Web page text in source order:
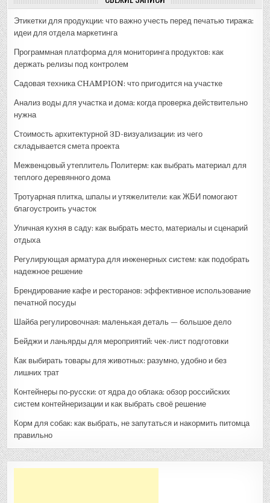
Этикетки для продукции: что важно учесть перед печатью тиража:
идеи для отдела маркетинга
Программная платформа для мониторинга продуктов: как
держать релизы под контролем
Садовая техника CHAMPION: что пригодится на участке
Анализ воды для участка и дома: когда проверка действительно
нужна
Стоимость архитектурной 3D-визуализации: из чего
складывается смета проекта
Межвенцовый утеплитель Политерм: как выбрать материал для
теплого деревянного дома
Тротуарная плитка, шпалы и утяжелители: как ЖБИ помогают
благоустроить участок
Уличная кухня в саду: как выбрать место, материалы и сценарий
отдыха
Регулирующая арматура для инженерных систем: как подобрать
надежное решение
Брендирование кафе и ресторанов: эффективное использование
печатной посуды
Шайба регулировочная: маленькая деталь — большое дело
Бейджи и ланьярды для мероприятий: чек-лист подготовки
Как выбирать товары для животных: разумно, удобно и без
лишних трат
Контейнеры по‑русски: от ядра до облака: обзор российских
систем контейнеризации и как выбрать своё решение
Корм для собак: как выбрать, не запутаться и накормить питомца
правильно